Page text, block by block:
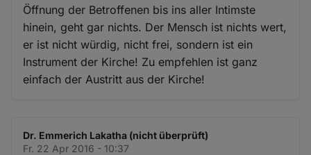
Öffnung der Betroffenen bis ins aller Intimste
hinein, geht gar nichts. Der Mensch ist nichts wert,
er ist nicht würdig, nicht frei, sondern ist ein
Instrument der Kirche! Zu empfehlen ist ganz
einfach der Austritt aus der Kirche!
Dr. Emmerich Lakatha (nicht überprüft)
Fr. 22 Apr 2016 - 10:37